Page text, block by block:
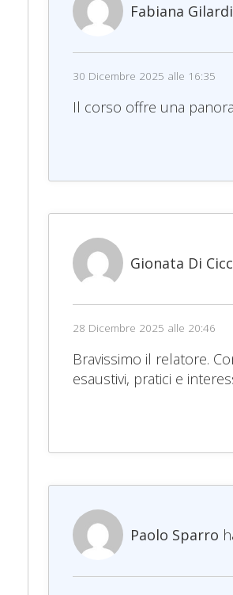
Fabiana Gilardi
30 Dicembre 2025 alle 16:35
Il corso offre una
Gionata Di
28 Dicembre 2025 alle 20:46
Bravissimo il relatore.
esaustivi, pratici e
Paolo Sparro